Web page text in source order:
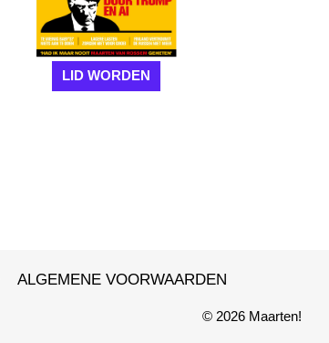
LID WORDEN
ALGEMENE VOORWAARDEN
© 2026 Maarten!